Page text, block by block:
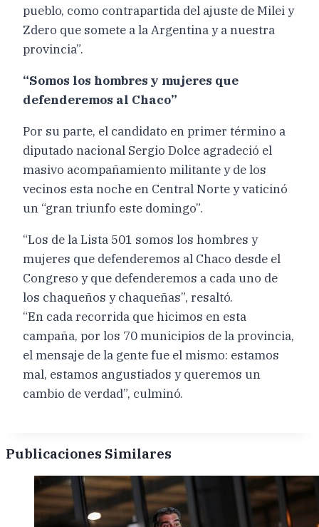
pueblo, como contrapartida del ajuste de Milei y
Zdero que somete a la Argentina y a nuestra
provincia”.
“Somos los hombres y mujeres que
defenderemos al Chaco”
Por su parte, el candidato en primer término a
diputado nacional Sergio Dolce agradeció el
masivo acompañamiento militante y de los
vecinos esta noche en Central Norte y vaticinó
un “gran triunfo este domingo”.
“Los de la Lista 501 somos los hombres y
mujeres que defenderemos al Chaco desde el
Congreso y que defenderemos a cada uno de
los chaqueños y chaqueñas”, resaltó.
“En cada recorrida que hicimos en esta
campaña, por los 70 municipios de la provincia,
el mensaje de la gente fue el mismo: estamos
mal, estamos angustiados y queremos un
cambio de verdad”, culminó.
Publicaciones Similares